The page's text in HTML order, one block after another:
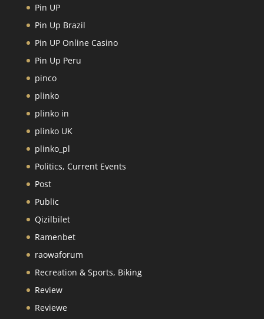
Pin UP
Pin Up Brazil
Pin UP Online Casino
Pin Up Peru
pinco
plinko
plinko in
plinko UK
plinko_pl
Politics, Current Events
Post
Public
Qizilbilet
Ramenbet
raowaforum
Recreation & Sports, Biking
Review
Reviewe